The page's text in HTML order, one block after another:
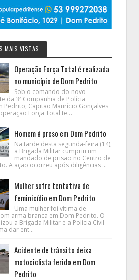
MAIS VISTAS
Operação Força Total é realizada
no município de Dom Pedrito
Sob o comando do novo
da 3ª Companhia de Polícia
Pedrito, Capitão Maurício Gonçalves
Força Total te...
Homem é preso em Dom Pedrito
Na tarde desta segunda-feira (14),
a Brigada Militar cumpriu um
mandado de prisão no Centro de
A ação ocorreu após diligências ...
Mulher sofre tentativa de
feminicídio em Dom Pedrito
Uma mulher foi vítima de
arma branca em Dom Pedrito. O
a Brigada Militar e a Polícia Civil
dar ent...
Acidente de trânsito deixa
motociclista ferido em Dom
Pedrito